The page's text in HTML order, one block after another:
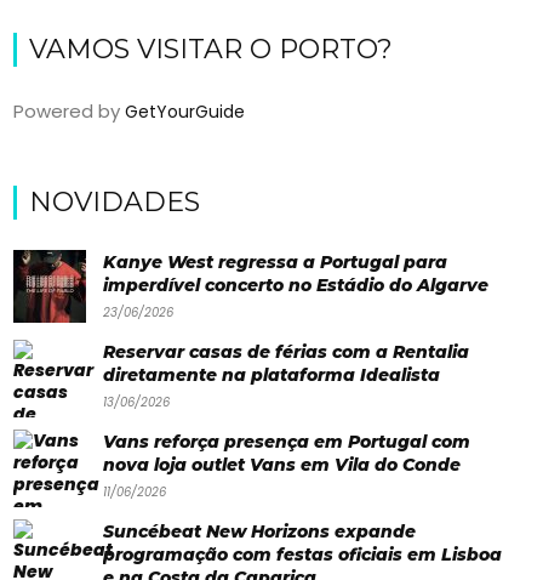
Lifestyle
Praias
Swimwear
Água
VAMOS VISITAR O PORTO?
Powered byGetYourGuide
NOVIDADES
Kanye West regressa a Portugal para
imperdível concerto no Estádio do Algarve
23/06/2026
Reservar casas de férias com a Rentalia
diretamente na plataforma Idealista
13/06/2026
Vans reforça presença em Portugal com
nova loja outlet Vans em Vila do Conde
11/06/2026
Suncébeat New Horizons expande
programação com festas oficiais em Lisboa